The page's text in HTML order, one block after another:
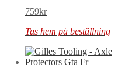
759kr
Tas hem på beställning